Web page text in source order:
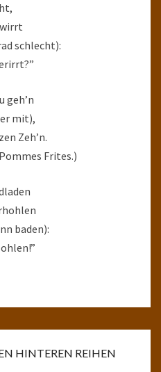
schlecht):
geh’n
mit),
Zeh’n.
Frites.)
baden):
HINTEREN REIHEN